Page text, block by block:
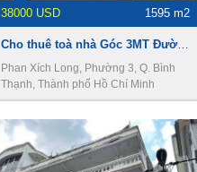
38000 USD 1595 m2
Cho thuê toà nhà Góc 3MT Đường Phan Xích Long, DT 38 x 26m, 4 lầu, Giá 38000usd
Phan Xích Long, Phường 3, Q. Bình
Thạnh, Thành phố Hồ Chí Minh